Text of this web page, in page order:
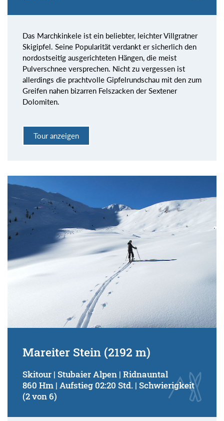
Das Marchkinkele ist ein beliebter, leichter Villgratner
Skigipfel. Seine Popularität verdankt er sicherlich den
nordostseitig ausgerichteten Hängen, die meist
Pulverschnee versprechen. Nicht zu vergessen ist
allerdings die prachtvolle Gipfelrundschau mit den zum
Greifen nahen bizarren Felszacken der Sextener
Dolomiten.
Tour anzeigen
Mareiter Stein (2192 m)
Skitour | Stubaier Alpen | Ridnauntal
860 Hm | Aufstieg 02:20 Std. | Schwierigkeit
(2 von 6)